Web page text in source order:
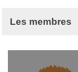
Les membres